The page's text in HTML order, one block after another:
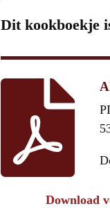
Dit kookboekje
Download